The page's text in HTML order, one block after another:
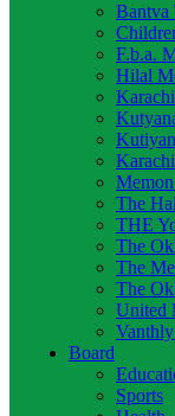
Bantva
F.b.a.
Hilal
The
THE
The
The
The
United
Board
Sports